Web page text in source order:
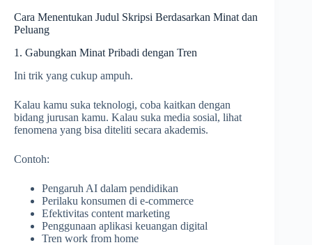
Cara Menentukan Judul Skripsi Berdasarkan Minat dan
Peluang
1. Gabungkan Minat Pribadi dengan Tren
Ini trik yang cukup ampuh.
Kalau kamu suka teknologi, coba kaitkan dengan
bidang jurusan kamu. Kalau suka media sosial, lihat
fenomena yang bisa diteliti secara akademis.
Contoh:
Pengaruh AI dalam pendidikan
Perilaku konsumen di e-commerce
Efektivitas content marketing
Penggunaan aplikasi keuangan digital
Tren work from home